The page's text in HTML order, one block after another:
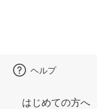
ヘルプ
はじめての方へ